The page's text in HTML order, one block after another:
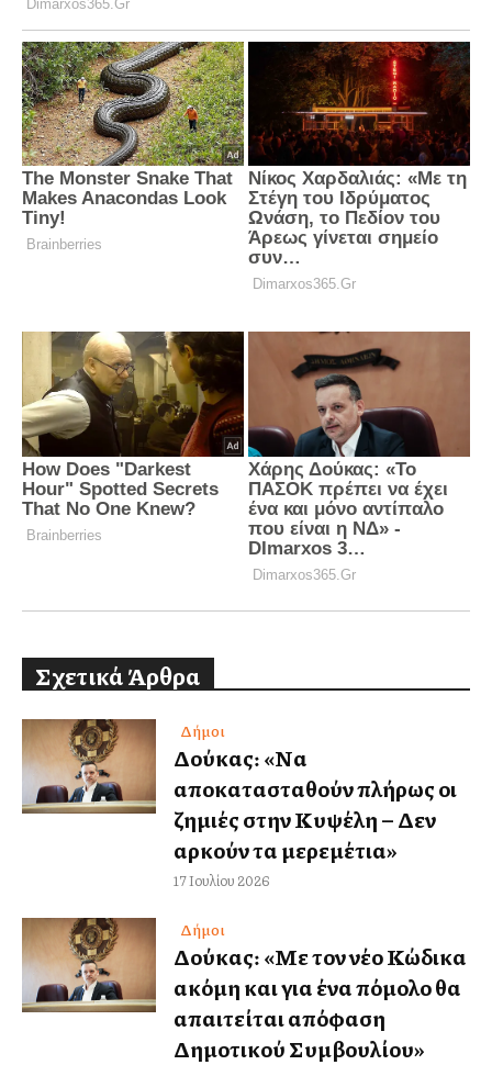
Σχετικά Άρθρα
Δήμοι
Δούκας: «Να
αποκατασταθούν πλήρως οι
ζημιές στην Κυψέλη – Δεν
αρκούν τα μερεμέτια»
17 Ιουλίου 2026
Δήμοι
Δούκας: «Με τον νέο Κώδικα
ακόμη και για ένα πόμολο θα
απαιτείται απόφαση
Δημοτικού Συμβουλίου»